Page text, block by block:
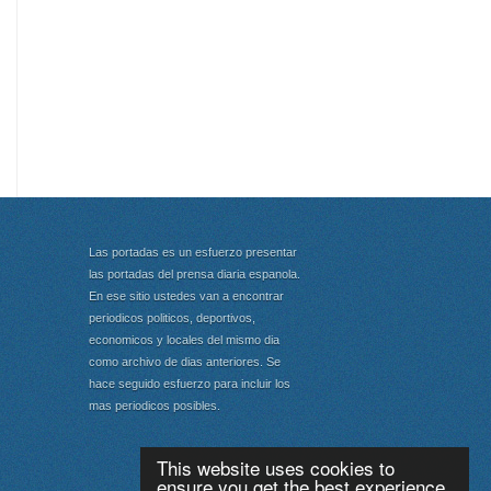
This website uses cookies to
Las portadas es un esfuerzo presentar
las portadas del prensa diaria espanola.
En ese sitio ustedes van a encontrar
periodicos politicos, deportivos,
economicos y locales del mismo dia
como archivo de dias anteriores. Se
hace seguido esfuerzo para incluir los
mas periodicos posibles.